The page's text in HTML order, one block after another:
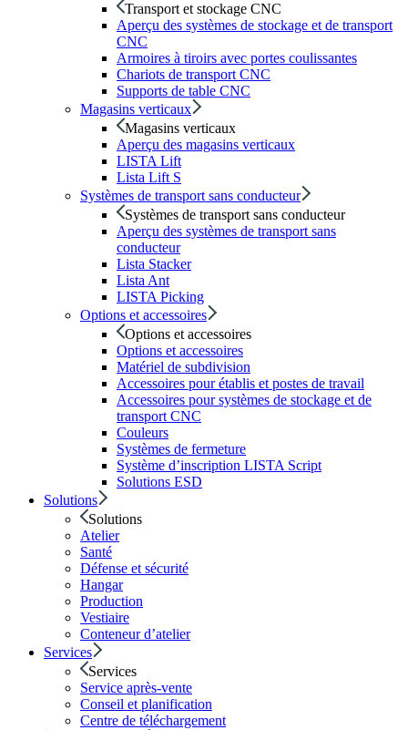
Transport et stockage CNC
Aperçu des systèmes de stockage et de transport
CNC
Armoires à tiroirs avec portes coulissantes
Chariots de transport CNC
Supports de table CNC
Magasins verticaux
Magasins verticaux
Aperçu des magasins verticaux
LISTA Lift
Lista Lift S
Systèmes de transport sans conducteur
Systèmes de transport sans conducteur
Aperçu des systèmes de transport sans
conducteur
Lista Stacker
Lista Ant
LISTA Picking
Options et accessoires
Options et accessoires
Options et accessoires
Matériel de subdivision
Accessoires pour établis et postes de travail
Accessoires pour systèmes de stockage et de
transport CNC
Couleurs
Systèmes de fermeture
Système d’inscription LISTA Script
Solutions ESD
Solutions
Solutions
Atelier
Santé
Défense et sécurité
Hangar
Production
Vestiaire
Conteneur d’atelier
Services
Services
Service après-vente
Conseil et planification
Centre de téléchargement